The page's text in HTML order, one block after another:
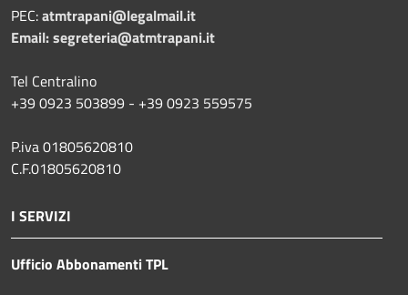
PEC:atmtrapani@legalmail.it
Email:segreteria@atmtrapani.it
Tel Centralino
+39 0923 503899 - +39 0923 559575
P.iva 01805620810
C.F.01805620810
I SERVIZI
Ufficio Abbonamenti TPL